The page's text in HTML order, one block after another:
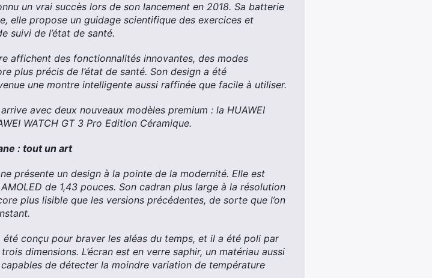
un vrai succès lors de son lancement en 2018. Sa batterie
elle propose un guidage scientifique des exercices et
suivi de l’état de santé.
affichent des fonctionnalités innovantes, des modes
plus précis de l’état de santé. Son design a été
une montre intelligente aussi raffinée que facile à utiliser.
avec deux nouveaux modèles premium : la HUAWEI
WATCH GT 3 Pro Edition Céramique.
: tout un art
présente un design à la pointe de la modernité. Elle est
de 1,43 pouces. Son cadran plus large à la résolution
plus lisible que les versions précédentes, de sorte que l’on
conçu pour braver les aléas du temps, et il a été poli par
dimensions. L’écran est en verre saphir, un matériau aussi
de détecter la moindre variation de température